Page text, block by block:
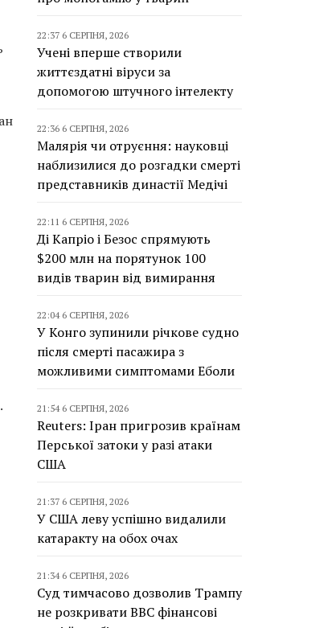
22:37 6 СЕРПНЯ, 2026
Учені вперше створили
життєздатні віруси за
допомогою штучного інтелекту
22:36 6 СЕРПНЯ, 2026
Малярія чи отруєння: науковці
наблизилися до розгадки смерті
представників династії Медічі
22:11 6 СЕРПНЯ, 2026
Ді Капріо і Безос спрямують
$200 млн на порятунок 100
видів тварин від вимирання
22:04 6 СЕРПНЯ, 2026
У Конго зупинили річкове судно
після смерті пасажира з
можливими симптомами Еболи
21:54 6 СЕРПНЯ, 2026
Reuters: Іран пригрозив країнам
Перської затоки у разі атаки
США
21:37 6 СЕРПНЯ, 2026
У США леву успішно видалили
катаракту на обох очах
21:34 6 СЕРПНЯ, 2026
Суд тимчасово дозволив Трампу
не розкривати BBC фінансові